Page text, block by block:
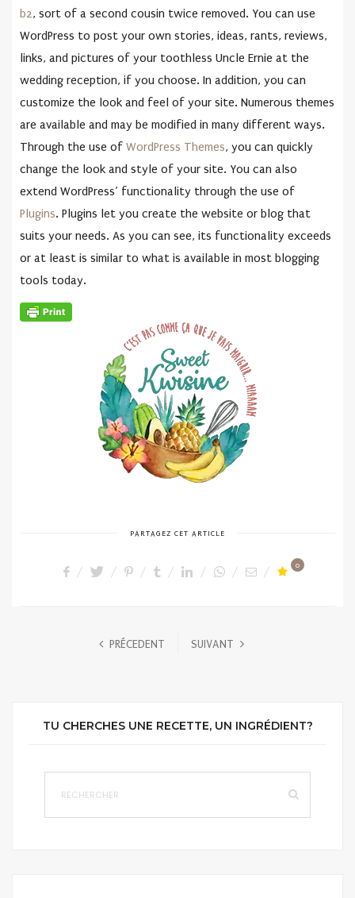
b2, sort of a second cousin twice removed. You can use
WordPress to post your own stories, ideas, rants, reviews,
links, and pictures of your toothless Uncle Ernie at the
wedding reception, if you choose. In addition, you can
customize the look and feel of your site. Numerous themes
are available and may be modified in many different ways.
Through the use of WordPress Themes, you can quickly
change the look and style of your site. You can also
extend WordPress’ functionality through the use of
Plugins. Plugins let you create the website or blog that
suits your needs. As you can see, its functionality exceeds
or at least is similar to what is available in most blogging
tools today.
PARTAGEZ CET ARTICLE
0
PRÉCEDENT SUIVANT
TU CHERCHES UNE RECETTE, UN INGRÉDIENT?